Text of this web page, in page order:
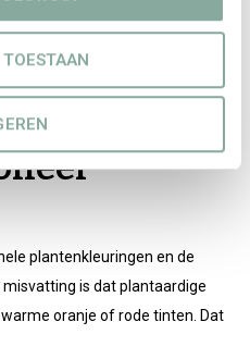
haarverf
plantenkleuringen en de
is dat plantaardige
oranje of rode tinten. Dat